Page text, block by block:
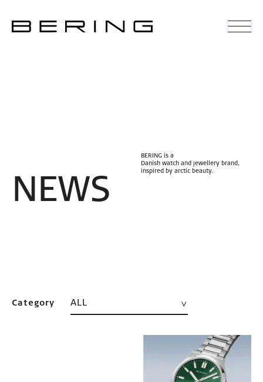
NEWS
BERING is a
Danish watch and jewellery brand,
inspired by arctic beauty.
Category ALL